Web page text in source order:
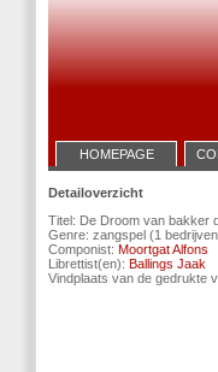
HOMEPAGE
Detailoverzicht
Titel: De Droom van bakker
Genre: zangspel (1
Componist: Moortgat Alfons
Librettist(en): Ballings Jaak
Vindplaats van de gedrukte